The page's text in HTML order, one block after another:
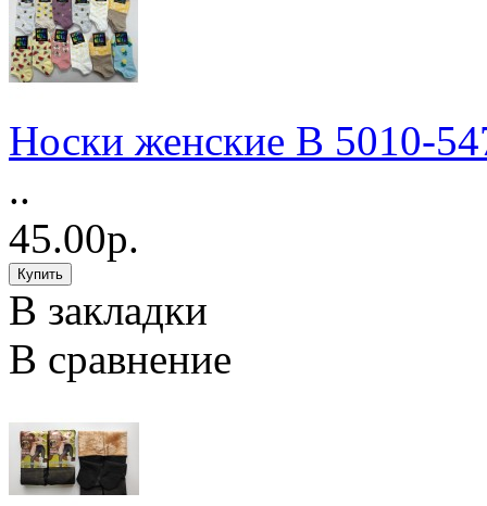
Носки женские В 5010-
..
45.00р.
В закладки
В сравнение